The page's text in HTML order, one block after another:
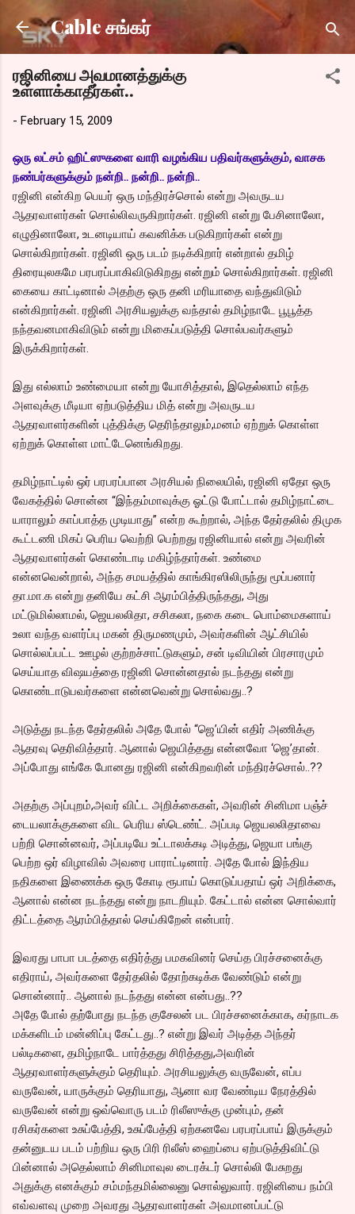
Skip to main content
Cable சங்கர்
ரஜினியை அவமானத்துக்கு
உள்ளாக்காதீர்கள்..
- February 15, 2009
ஒரு லட்சம் ஹிட்ஸுகளை வாரி வழங்கிய பதிவர்களுக்கும், வாசக
நண்பர்களுக்கும் நன்றி.. நன்றி.. நன்றி..
ரஜினி என்கிற பெயர் ஒரு மந்திரச்சொல் என்று அவருடய
ஆதரவாளர்கள் சொல்லிவருகிறார்கள். ரஜினி என்று பேசினாலோ,
எழுதினாலோ, உடனடியாய் கவனிக்க படுகிறார்கள் என்று
சொல்கிறார்கள். ரஜினி ஒரு படம் நடிக்கிறார் என்றால் தமிழ்
திரையுலகமே பரபரப்பாகிவிடுகிறது என்றும் சொல்கிறார்கள். ரஜினி
கையை காட்டினால் அதற்கு ஒரு தனி மரியாதை வந்துவிடும்
என்கிறார்கள். ரஜினி அரசியலுக்கு வந்தால் தமிழ்நாடே பூபூத்த
நந்தவனமாகிவிடும் என்று மிகைப்படுத்தி சொல்பவர்களும்
இருக்கிறார்கள்.
இது எல்லாம் உண்மையா என்று யோசித்தால், இதெல்லாம் எந்த
அளவுக்கு மீடியா ஏற்படுத்திய மித் என்று அவருடய
ஆதரவாளர்களின் புத்திக்கு தெரிந்தாலும்,மனம் ஏற்றுக் கொள்ள
ஏற்றுக் கொள்ள மாட்டேனெங்கிறது.
தமிழ்நாட்டில் ஒர் பரபரப்பான அரசியல் நிலையில், ரஜினி ஏதோ ஒரு
வேகத்தில் சொன்ன “இந்தம்மாவுக்கு ஓட்டு போட்டால் தமிழ்நாட்டை
யாராலும் காப்பாத்த முடியாது” என்ற கூற்றால், அந்த தேர்தலில் திமுக
கூட்டணி மிகப் பெரிய வெற்றி பெற்றது ரஜினியால் என்று அவரின்
ஆதரவாளர்கள் கொண்டாடி மகிழ்ந்தார்கள். உண்மை
என்னவென்றால், அந்த சமயத்தில் காங்கிரஸிலிருந்து மூப்பனார்
தா.மா.க என்று தனியே கட்சி ஆரம்பித்திருந்தது, அது
மட்டுமில்லாமல், ஜெயலலிதா, சசிகலா, நகை கடை பொம்மைகளாய்
உலா வந்த வளர்ப்பு மகன் திருமணமும், அவர்களின் ஆட்சியில்
சொல்லப்பட்ட ஊழல் குற்றச்சாட்டுகளும், சன் டிவியின் பிரசாரமும்
செய்யாத விஷயத்தை ரஜினி சொன்னதால் நடந்தது என்று
கொண்டாடுபவர்களை என்னவென்று சொல்வது..?
அடுத்து நடந்த தேர்தலில் அதே போல் “ஜெ’யின் எதிர் அணிக்கு
ஆதரவு தெரிவித்தார். ஆனால் ஜெயித்தது என்னவோ ‘ஜெ’தான்.
அப்போது எங்கே போனது ரஜினி என்கிறவரின் மந்திரச்சொல்..??
அதற்கு அப்புறம்,அவர் விட்ட அறிக்கைகள், அவரின் சினிமா பஞ்ச்
டையலாக்குகளை விட பெரிய ஸ்டெண்ட். அப்படி ஜெயலலிதாவை
பற்றி சொன்னவர், அப்படியே உட்டாலக்கடி அடித்து, ஜெயா பங்கு
பெற்ற ஒர் விழாவில் அவரை பாராட்டினார். அதே போல் இந்திய
நதிகளை இணைக்க ஒரு கோடி ரூபாய் கொடுப்பதாய் ஒர் அறிக்கை,
ஆனால் என்ன நடந்தது என்று நாடறியும். கேட்டால் என்ன சொல்வார்
திட்டத்தை ஆரம்பித்தால் செய்கிறேன் என்பார்.
இவரது பாபா படத்தை எதிர்த்து பமகவினர் செய்த பிரச்சனைக்கு
எதிராய், அவர்களை தேர்தலில் தோற்கடிக்க வேண்டும் என்று
சொன்னார்.. ஆனால் நடந்தது என்ன என்பது..??
அதே போல் தற்போது நடந்த குசேலன் பட பிரச்சனைக்காக, கர்நாடக
மக்களிடம் மன்னிப்பு கேட்டது..? என்று இவர் அடித்த அந்தர்
பல்டிகளை, தமிழ்நாடே பார்த்தது சிரித்தது,அவரின்
ஆதரவாளர்களுக்கும் தெரியும். அரசியலுக்கு வருவேன், எப்ப
வருவேன், யாருக்கும் தெரியாது, ஆனா வர வேண்டிய நேரத்தில்
வருவேன் என்று ஒவ்வொரு படம் ரிலீஸுக்கு முன்பும், தன்
ரசிகர்களை உசுப்பேத்தி, உசுப்பேத்தி ஏற்கனவே பரபரப்பாய் இருக்கும்
தன்னுடய படம் பற்றிய ஒரு பிரி ரிலீஸ் ஹைப்பை ஏற்படுத்திவிட்டு
பின்னால் அதெல்லாம் சினிமாவுல டைரக்டர் சொல்லி பேசுறது
அதுக்கு எனக்கும் சம்மந்தமில்லைனு சொல்லுவார். ரஜினியை நம்பி
எவ்வளவு முறை அவரது ஆதரவாளர்கள் அவமானப்பட்டு